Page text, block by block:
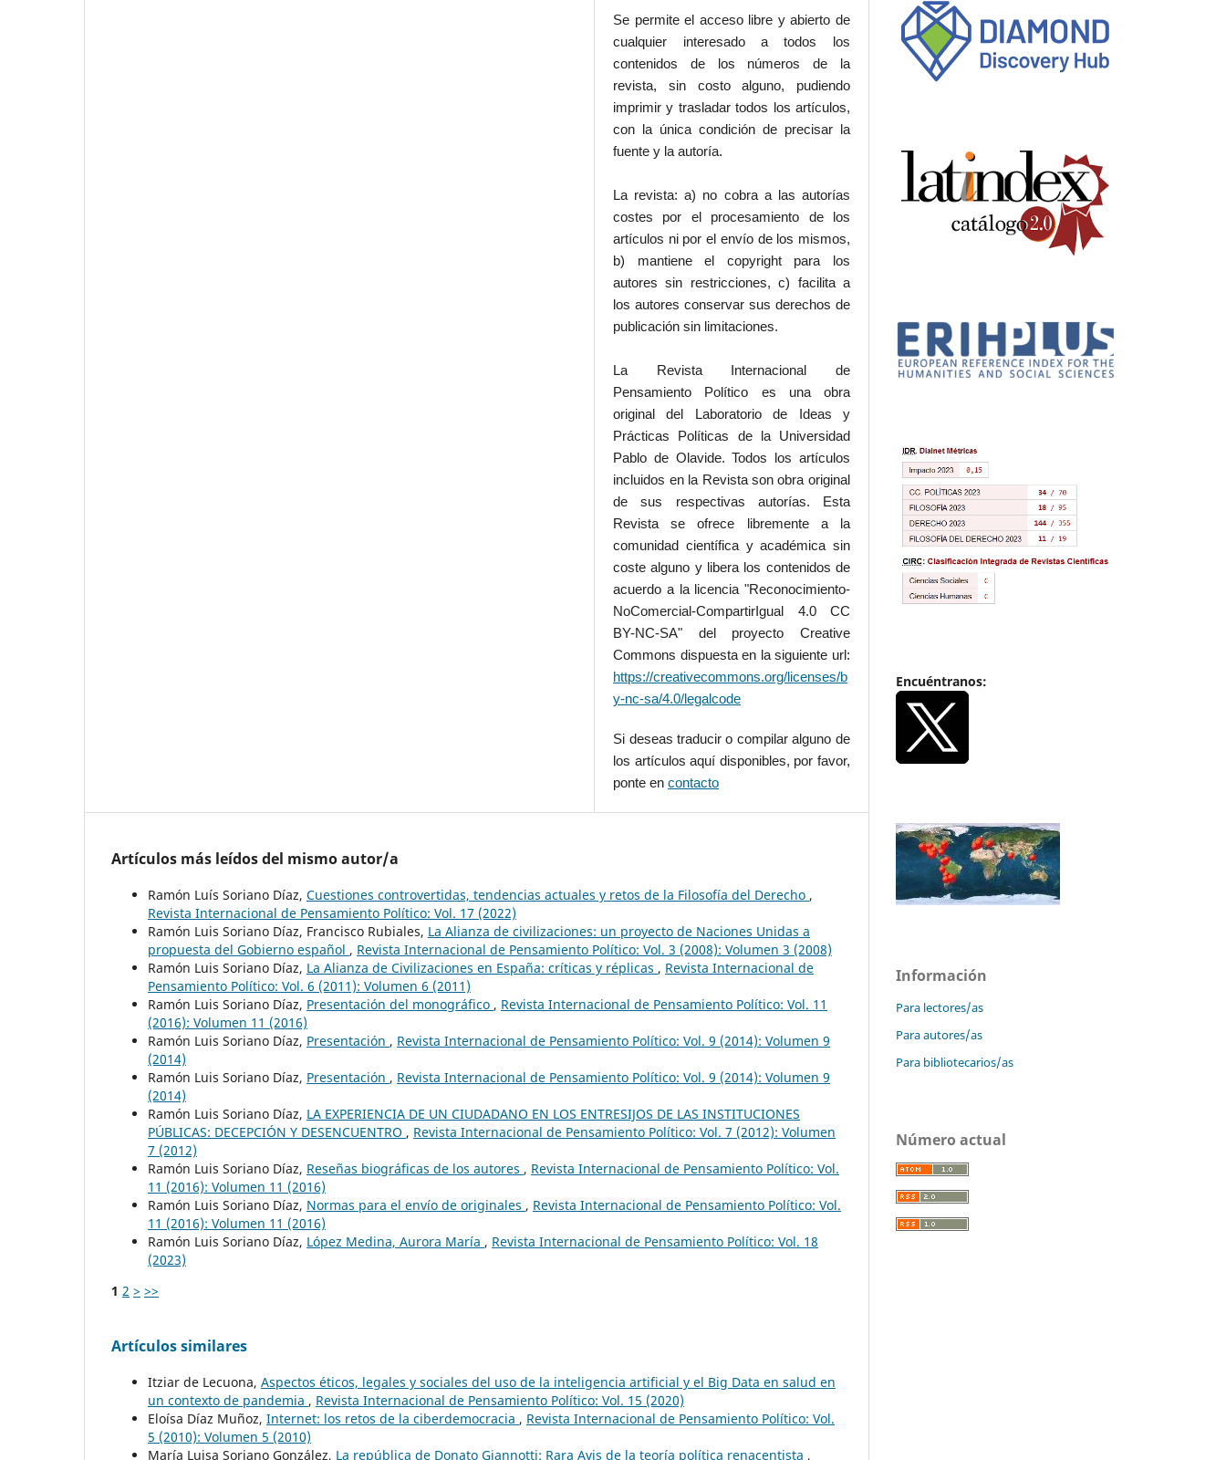
Se permite el acceso libre y abierto de
cualquier interesado a todos los
contenidos de los números de la
revista, sin costo alguno, pudiendo
imprimir y trasladar todos los artículos,
con la única condición de precisar la
fuente y la autoría.
La revista: a) no cobra a las autorías
costes por el procesamiento de los
artículos ni por el envío de los mismos,
b) mantiene el copyright para los
autores sin restricciones, c) facilita a
los autores conservar sus derechos de
publicación sin limitaciones.
La Revista Internacional de
Pensamiento Político es una obra
original del Laboratorio de Ideas y
Prácticas Políticas de la Universidad
Pablo de Olavide. Todos los artículos
incluidos en la Revista son obra original
de sus respectivas autorías. Esta
Revista se ofrece libremente a la
comunidad científica y académica sin
coste alguno y libera los contenidos de
acuerdo a la licencia "Reconocimiento-
NoComercial-CompartirIgual 4.0 CC
BY-NC-SA" del proyecto Creative
Commons dispuesta en la siguiente url:
https://creativecommons.org/licenses/b
y-nc-sa/4.0/legalcode
Si deseas traducir o compilar alguno de
los artículos aquí disponibles, por favor,
ponte encontacto
Artículos más leídos del mismo autor/a
Ramón Luís Soriano Díaz, Cuestiones controvertidas, tendencias actuales y retos de la Filosofía del Derecho ,
Revista Internacional de Pensamiento Político: Vol. 17 (2022)
Ramón Luis Soriano Díaz, Francisco Rubiales, La Alianza de civilizaciones: un proyecto de Naciones Unidas a
propuesta del Gobierno español , Revista Internacional de Pensamiento Político: Vol. 3 (2008): Volumen 3 (2008)
Ramón Luis Soriano Díaz, La Alianza de Civilizaciones en España: críticas y réplicas , Revista Internacional de
Pensamiento Político: Vol. 6 (2011): Volumen 6 (2011)
Ramón Luis Soriano Díaz, Presentación del monográfico , Revista Internacional de Pensamiento Político: Vol. 11
(2016): Volumen 11 (2016)
Ramón Luis Soriano Díaz, Presentación , Revista Internacional de Pensamiento Político: Vol. 9 (2014): Volumen 9
(2014)
Ramón Luis Soriano Díaz, Presentación , Revista Internacional de Pensamiento Político: Vol. 9 (2014): Volumen 9
(2014)
Ramón Luis Soriano Díaz, LA EXPERIENCIA DE UN CIUDADANO EN LOS ENTRESIJOS DE LAS INSTITUCIONES
PÚBLICAS: DECEPCIÓN Y DESENCUENTRO , Revista Internacional de Pensamiento Político: Vol. 7 (2012): Volumen
7 (2012)
Ramón Luis Soriano Díaz, Reseñas biográficas de los autores , Revista Internacional de Pensamiento Político: Vol.
11 (2016): Volumen 11 (2016)
Ramón Luis Soriano Díaz, Normas para el envío de originales , Revista Internacional de Pensamiento Político: Vol.
11 (2016): Volumen 11 (2016)
Ramón Luis Soriano Díaz, López Medina, Aurora María , Revista Internacional de Pensamiento Político: Vol. 18
(2023)
1 2 > >>
Artículos similares
Itziar de Lecuona, Aspectos éticos, legales y sociales del uso de la inteligencia artificial y el Big Data en salud en
un contexto de pandemia , Revista Internacional de Pensamiento Político: Vol. 15 (2020)
Eloísa Díaz Muñoz, Internet: los retos de la ciberdemocracia , Revista Internacional de Pensamiento Político: Vol.
5 (2010): Volumen 5 (2010)
María Luisa Soriano González, La república de Donato Giannotti: Rara Avis de la teoría política renacentista ,
Encuéntranos:
Información
Para lectores/as
Para autores/as
Para bibliotecarios/as
Número actual